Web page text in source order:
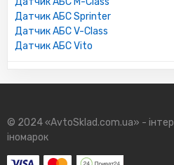
Датчик АБС Sprinter
Датчик АБС V-Class
Датчик АБС Vito
© 2024 «AvtoSklad.com.ua» -
іномарок